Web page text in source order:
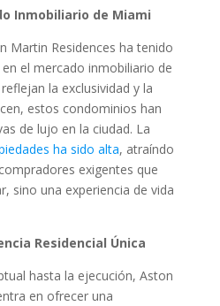
Inmobiliario de Miami
Martin Residences ha tenido
el mercado inmobiliario de
la exclusividad y la
estos condominios han
de lujo en la ciudad. La
ha sido alta, atraíndo
exigentes que
sino una experiencia de vida
Residencial Única
hasta la ejecución, Aston
en ofrecer una